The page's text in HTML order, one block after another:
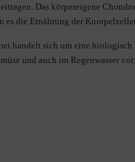
Das körpereigene
es die Ernährung der
handelt sich um eine
und auch im Regenwasser